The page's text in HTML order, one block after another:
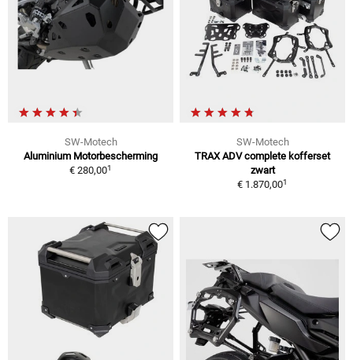
SW-Motech
Aluminium Motorbescherming
€ 280,001
SW-Motech
TRAX ADV complete kofferset
zwart
€ 1.870,001